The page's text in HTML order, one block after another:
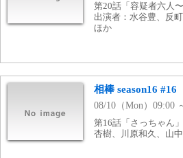
第20話「容疑者六人
出演者：水谷豊、反
ほか
相棒 season16 #16
08/10（Mon）09:00
第16話「さっちゃん
杏樹、川原和久、山